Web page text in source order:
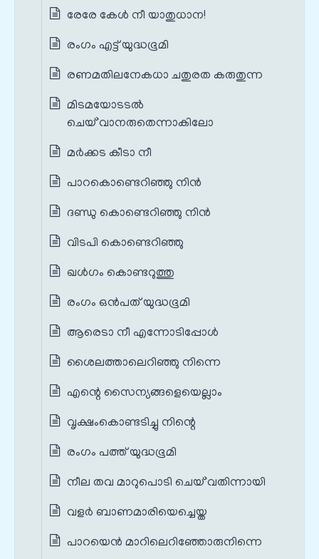
രേരേ കേൾ നീ യാതുധാന!
രംഗം എട്ട് യുദ്ധഭൂമി
രണമതിലനേകധാ ചതുരത കരുതുന്ന
മിടമയോടടൽ
ചെയ്`വാനരുതെന്നാകിലോ
മര്‍ക്കട കീടാ നീ
പാറകൊണ്ടെറിഞ്ഞു നിന്‍
ദണ്ഡു കൊണ്ടെറിഞ്ഞു നിന്‍
വിടപി കൊണ്ടെറിഞ്ഞു
ഖള്‍ഗം കൊണ്ടറുത്തു
രംഗം ഒൻപത് യുദ്ധഭൂമി
ആരെടാ നീ എന്നോടിപ്പോൾ
ശൈലത്താലെറിഞ്ഞു നിന്നെ
എന്റെ സൈന്യങ്ങളെയെല്ലാം
വൃക്ഷംകൊണ്ടടിച്ചു നിന്റെ
രംഗം പത്ത് യുദ്ധഭൂമി
നീല തവ മാറുപൊടി ചെയ്`വതിന്നായി
വളർ ബാണമാരിയെച്ചെയ്ത
പാറയെന്‍ മാറിലെറിഞ്ഞോരുനിന്നെ